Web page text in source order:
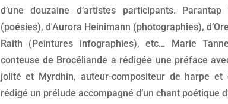
d’une douzaine d’artistes participants.
(poésies), d'Aurora Heinimann (photographies),
Raith (Peintures infographies), etc… Marie
conteuse de Brocéliande a rédigée une préface
jolité et Myrdhin, auteur-compositeur de harpe et
rédigé un prélude accompagné d’un chant poétique